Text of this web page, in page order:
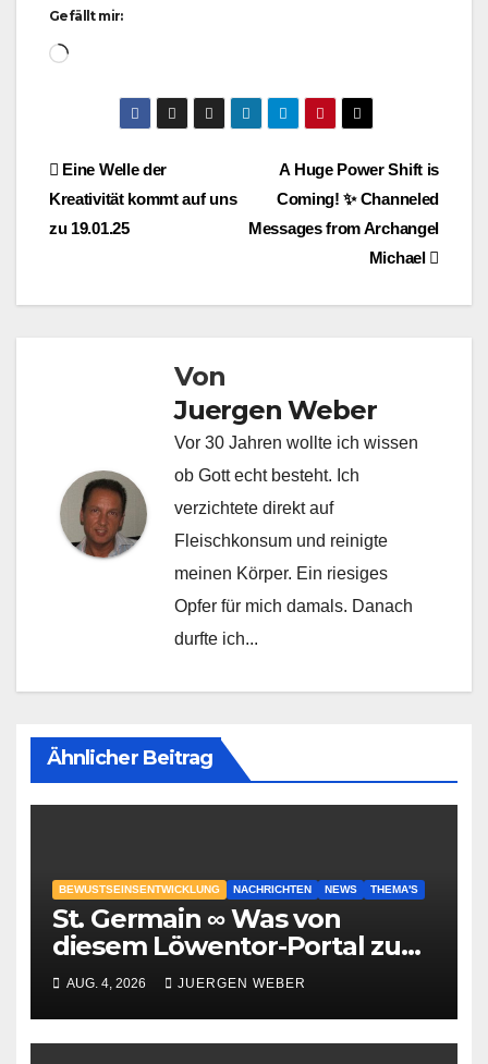
Gefällt mir:
Wird
BeitragsnavigationA Huge Power Shift is
Coming! ✨ Channeled
Messages from Archangel
Michael
Eine Welle der
Kreativität kommt auf uns
zu 19.01.25
Von
Juergen Weber
Vor 30 Jahren wollte ich wissen
ob Gott echt besteht. Ich
verzichtete direkt auf
Fleischkonsum und reinigte
meinen Körper. Ein riesiges
Opfer für mich damals. Danach
durfte ich...
Ähnlicher Beitrag
BEWUSTSEINSENTWICKLUNG NACHRICHTEN NEWS THEMA'S
St. Germain ∞ Was von
diesem Löwentor-Portal zu
erwarten ist
AUG. 4, 2026 JUERGEN WEBER